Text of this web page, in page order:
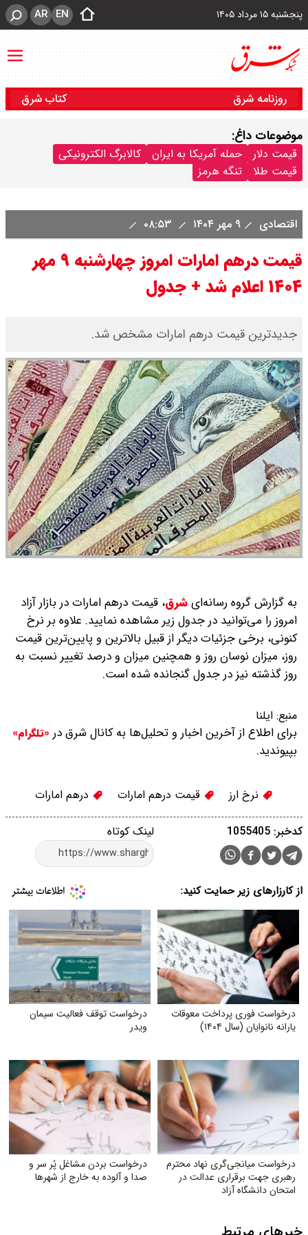
پنجشنبه ۱۵ مرداد ۱۴۰۵ EN
AR
روزنامه شرق کتاب شرق
موضوعات داغ:
قیمت دلار حمله آمریکا به ایران
کالابرگ الکترونیکی
قیمت طلا
تنگه هرمز
اقتصادی ۹ مهر ۱۴۰۴
قیمت درهم امارات امروز چهارشنبه ۹ مهر
۱۴۰۴ اعلام شد + جدول
جدیدترین قیمت درهم امارات مشخص شد.
به گزارش گروه رسانه‌ایشرق، قیمت درهم امارات در بازار آزاد
امروز را می‌توانید در جدول زیر مشاهده نمایید. علاوه بر نرخ
کنونی، برخی جزئیات دیگر از قبیل بالاترین و پایین‌ترین قیمت
روز، میزان نوسان روز و همچنین میزان و درصد تغییر نسبت به
روز گذشته نیز در جدول گنجانده شده است.
منبع: ایلنا
برای اطلاع از آخرین اخبار و تحلیل‌ها به کانال شرق در «تلگرام»
بپیوندید.
نرخ ارز قیمت درهم امارات درهم امارات
لینک کوتاه کدخبر: 1055405
از کارزارهای زیر حمایت کنید:
درخواست فوری پرداخت معوقات
یارانه نانوایان (سال ۱۴۰۴)
درخواست توقف فعالیت سیمان
ویدر
درخواست میانجی‌گری نهاد محترم
رهبری جهت برقراری عدالت در
امتحان دانشگاه آزاد
درخواست بردن مشاغل پُر سر و
صدا و آلوده به خارج از شهرها